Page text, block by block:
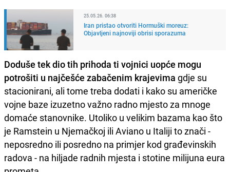
25.05.26. 06:38
Iran pristao otvoriti Hormuški moreuz:
Objavljeni najnoviji obrisi sporazuma
Doduše tek dio tih prihoda ti vojnici uopće mogu
potrošiti u najčešće zabačenim krajevima gdje su
stacionirani, ali tome treba dodati i kako su američke
vojne baze izuzetno važno radno mjesto za mnoge
domaće stanovnike. Utoliko u velikim bazama kao što
je Ramstein u Njemačkoj ili Aviano u Italiji to znači -
neposredno ili posredno na primjer kod građevinskih
radova - na hiljade radnih mjesta i stotine milijuna eura